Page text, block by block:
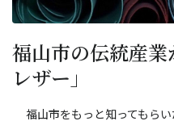
福山市の伝統産
レザー｣
福山市をもっと知ってもら